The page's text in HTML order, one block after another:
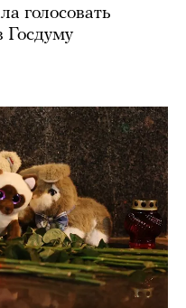
голосовать
Госдуму